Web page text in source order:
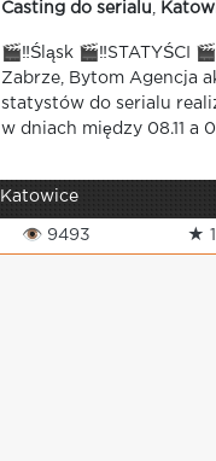
Casting do serialu
🎬‼️Śląsk 🎬‼️STATYŚCI
Zabrze, Bytom Agencja
statystów do serialu
w dniach między 08.11 a
Katowice
👁 9493 ★ 1